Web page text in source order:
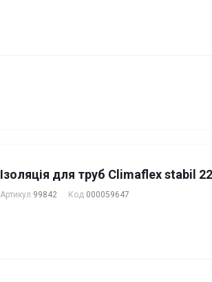
Ізоляція для труб Climaflex stabil
Артикул 99842 Код 000059647